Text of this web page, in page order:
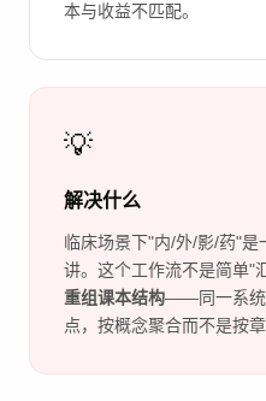
本与收益不匹配。
💡
解决什么
临床场景下"内/外/影/药"
讲。这个工作流不是简单"
重组课本结构——同一系统
点，按概念聚合而不是按章